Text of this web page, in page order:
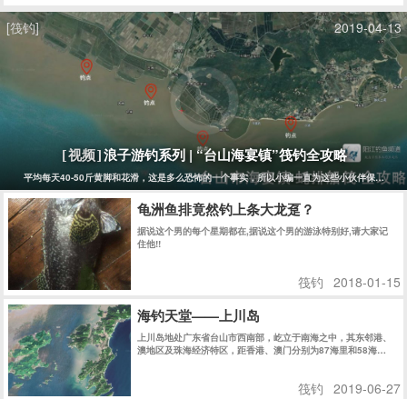
[筏钓] 2019-04-13
[视频]浪子游钓系列 | “台山海宴镇”筏钓全攻略
平均每天40-50斤黄脚和花滑，这是多么恐怖的一个事实，所以小编一直为这些小伙伴保密没
龟洲鱼排竟然钓上条大龙趸？
据说这个男的每个星期都在,据说这个男的游泳特别好,请大家记
住他!!
筏钓 2018-01-15
海钓天堂——上川岛
上川岛地处广东省台山市西南部，屹立于南海之中，其东邻港、
澳地区及珠海经济特区，距香港、澳门分别为87海里和58海
筏钓 2019-06-27